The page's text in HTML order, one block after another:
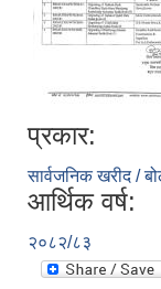
प्रकार:
सार्वजनिक खरीद /
आर्थिक वर्ष:
२०८२/८३